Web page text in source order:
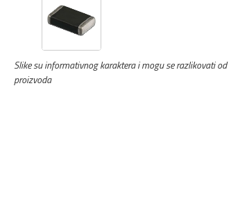
Slike su informativnog karaktera i mogu se razlikovati od
proizvoda